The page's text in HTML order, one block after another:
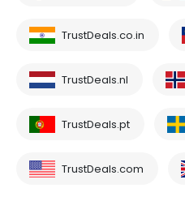
TrustDeals.co.in
TrustDeals.nl
TrustDeals.pt
TrustDeals.com